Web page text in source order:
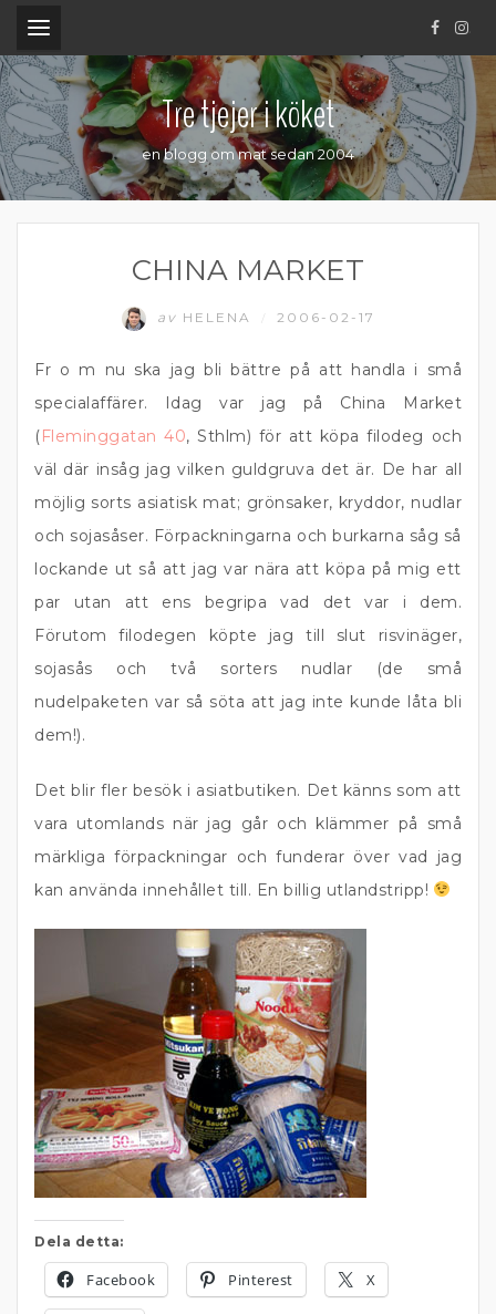
.
Tre tjejer i köket
en blogg om mat sedan 2004
CHINA MARKET
av HELENA 2006-02-17
Fr o m nu ska jag bli bättre på att handla i små
specialaffärer. Idag var jag på China Market
(Fleminggatan 40, Sthlm) för att köpa filodeg och
väl där insåg jag vilken guldgruva det är. De har all
möjlig sorts asiatisk mat; grönsaker, kryddor, nudlar
och sojasåser. Förpackningarna och burkarna såg så
lockande ut så att jag var nära att köpa på mig ett
par utan att ens begripa vad det var i dem.
Förutom filodegen köpte jag till slut risvinäger,
sojasås och två sorters nudlar (de små
nudelpaketen var så söta att jag inte kunde låta bli
dem!).
Det blir fler besök i asiatbutiken. Det känns som att
vara utomlands när jag går och klämmer på små
märkliga förpackningar och funderar över vad jag
kan använda innehållet till. En billig utlandstripp!
Dela detta:
Facebook Pinterest X